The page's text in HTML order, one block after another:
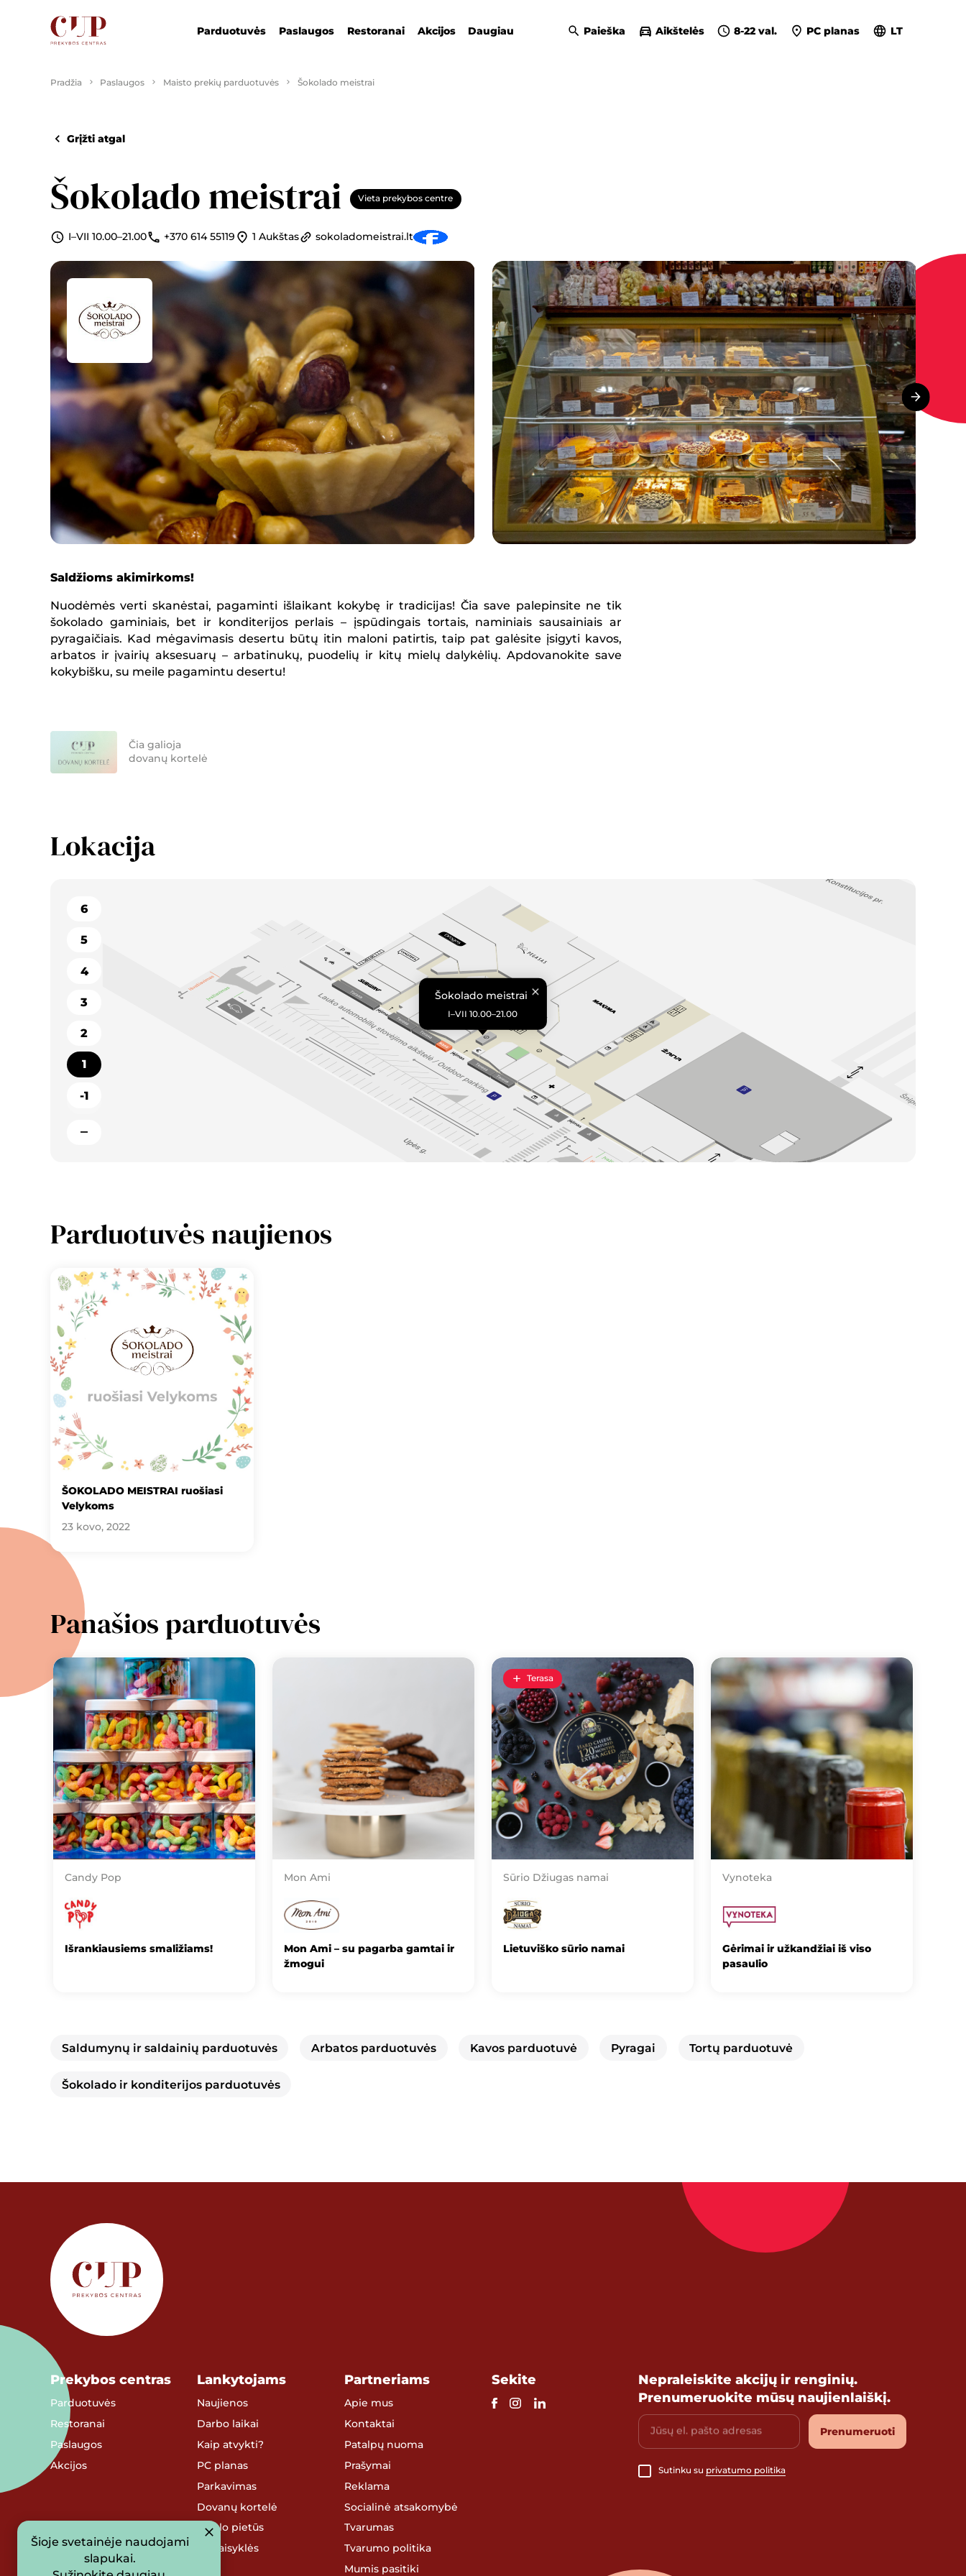
Parduotuvės Paslaugos Restoranai Akcijos Daugiau Paieška Aikštelės 8-22 val. PC planas LT
Pradžia Paslaugos Maisto prekių parduotuvės Šokolado meistrai
Grįžti atgal
Šokolado meistrai Vieta prekybos centre
I–VII 10.00–21.00 +370 614 55119 1 Aukštas sokoladomeistrai.lt
Saldžioms akimirkoms!
Nuodėmės verti skanėstai, pagaminti išlaikant kokybę ir tradicijas! Čia save palepinsite ne tik
šokolado gaminiais, bet ir konditerijos perlais – įspūdingais tortais, naminiais sausainiais ar
pyragaičiais. Kad mėgavimasis desertu būtų itin maloni patirtis, taip pat galėsite įsigyti kavos,
arbatos ir įvairių aksesuarų – arbatinukų, puodelių ir kitų mielų dalykėlių. Apdovanokite save
kokybišku, su meile pagamintu desertu!
Čia galioja
dovanų kortelė
Lokacija
Šokolado meistrai
I–VII 10.00–21.00
6
5
4
3
2
1
-1
Parduotuvės naujienos
ŠOKOLADO MEISTRAI ruošiasi
Velykoms
23 kovo, 2022
Panašios parduotuvės
Candy Pop
Išrankiausiems smaližiams!
Mon Ami
Mon Ami – su pagarba gamtai ir
žmogui
Sūrio Džiugas namai
Lietuviško sūrio namai
Terasa
Vynoteka
Gėrimai ir užkandžiai iš viso
pasaulio
Saldumynų ir saldainių parduotuvės Arbatos parduotuvės Kavos parduotuvė Pyragai Tortų parduotuvė
Šokolado ir konditerijos parduotuvės
Prekybos centras
Parduotuvės
Restoranai
Paslaugos
Akcijos
Lankytojams
Naujienos
Darbo laikai
Kaip atvykti?
PC planas
Parkavimas
Dovanų kortelė
Verslo pietūs
PC taisyklės
Partneriams
Apie mus
Kontaktai
Patalpų nuoma
Prašymai
Reklama
Socialinė atsakomybė
Tvarumas
Tvarumo politika
Mumis pasitiki
Sekite
Nepraleiskite akcijų ir renginių.
Prenumeruokite mūsų naujienlaiškį.
Jūsų el. pašto adresas
Sutinku su privatumo politika
Prenumeruoti
Šioje svetainėje naudojami
slapukai.